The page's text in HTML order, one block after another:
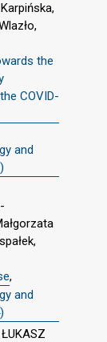
the
COVID-
and
,
and